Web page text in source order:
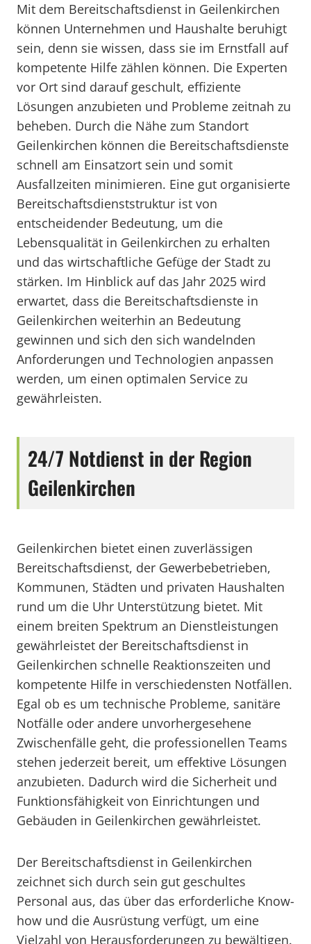
Mit dem Bereitschaftsdienst in Geilenkirchen
können Unternehmen und Haushalte beruhigt
sein, denn sie wissen, dass sie im Ernstfall auf
kompetente Hilfe zählen können. Die Experten
vor Ort sind darauf geschult, effiziente
Lösungen anzubieten und Probleme zeitnah zu
beheben. Durch die Nähe zum Standort
Geilenkirchen können die Bereitschaftsdienste
schnell am Einsatzort sein und somit
Ausfallzeiten minimieren. Eine gut organisierte
Bereitschaftsdienststruktur ist von
entscheidender Bedeutung, um die
Lebensqualität in Geilenkirchen zu erhalten
und das wirtschaftliche Gefüge der Stadt zu
stärken. Im Hinblick auf das Jahr 2025 wird
erwartet, dass die Bereitschaftsdienste in
Geilenkirchen weiterhin an Bedeutung
gewinnen und sich den sich wandelnden
Anforderungen und Technologien anpassen
werden, um einen optimalen Service zu
gewährleisten.
24/7 Notdienst in der Region
Geilenkirchen
Geilenkirchen bietet einen zuverlässigen
Bereitschaftsdienst, der Gewerbebetrieben,
Kommunen, Städten und privaten Haushalten
rund um die Uhr Unterstützung bietet. Mit
einem breiten Spektrum an Dienstleistungen
gewährleistet der Bereitschaftsdienst in
Geilenkirchen schnelle Reaktionszeiten und
kompetente Hilfe in verschiedensten Notfällen.
Egal ob es um technische Probleme, sanitäre
Notfälle oder andere unvorhergesehene
Zwischenfälle geht, die professionellen Teams
stehen jederzeit bereit, um effektive Lösungen
anzubieten. Dadurch wird die Sicherheit und
Funktionsfähigkeit von Einrichtungen und
Gebäuden in Geilenkirchen gewährleistet.
Der Bereitschaftsdienst in Geilenkirchen
zeichnet sich durch sein gut geschultes
Personal aus, das über das erforderliche Know-
how und die Ausrüstung verfügt, um eine
Vielzahl von Herausforderungen zu bewältigen.